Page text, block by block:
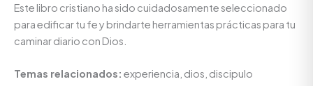
Este libro cristiano ha sido cuidadosamente seleccionado
para edificar tu fe y brindarte herramientas prácticas para tu
caminar diario con Dios.
Temas relacionados: experiencia, dios, discipulo